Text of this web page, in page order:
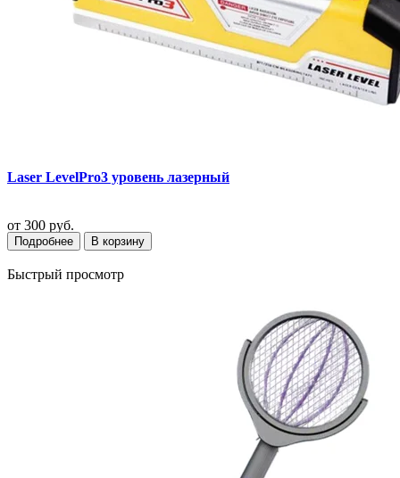
Laser LevelPro3 уровень лазерный
от 300 руб.
Подробнее В корзину
Быстрый просмотр